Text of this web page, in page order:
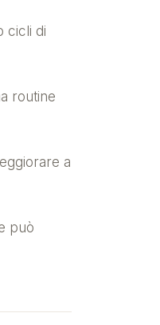
cicli di
routine
a
può